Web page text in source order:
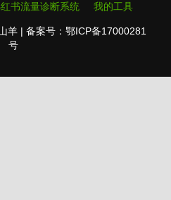
书流量诊断系统 我的工具
羊 | 备案号：鄂ICP备17000281
号